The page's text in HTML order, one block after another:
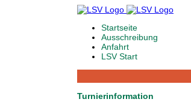
Startseite
Ausschreibung
Anfahrt
LSV Start
Turnierinformation